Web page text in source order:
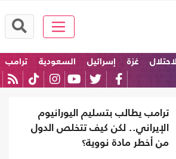
الاحتلال غزة إسرائيل السعودية ترامب
ترامب يطالب بتسليم اليورانيوم
الإيراني.. لكن كيف تتخلص الدول
من أخطر مادة نووية؟